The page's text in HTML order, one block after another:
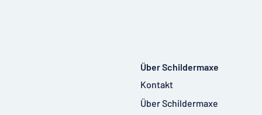
Über Schildermaxe
Kontakt
Über Schildermaxe